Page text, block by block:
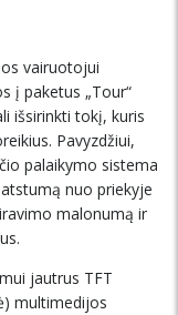
vairuotojui
į paketus „Tour“
išsirinkti tokį, kuris
Pavyzdžiui,
palaikymo sistema
nuo priekyje
malonumą ir
jautrus TFT
multimedijos